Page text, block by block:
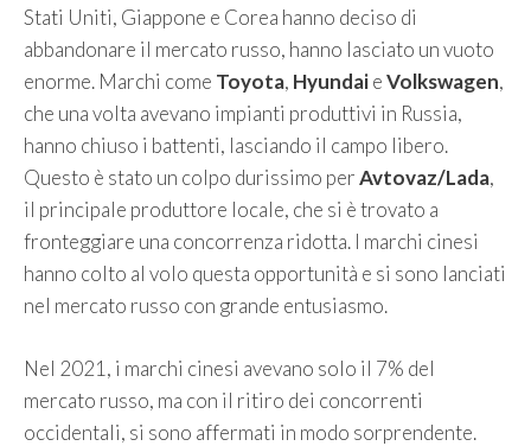
Stati Uniti, Giappone e Corea hanno deciso di
abbandonare il mercato russo, hanno lasciato un vuoto
enorme. Marchi come Toyota, HyundaieVolkswagen,
che una volta avevano impianti produttivi in Russia,
hanno chiuso i battenti, lasciando il campo libero.
Questo è stato un colpo durissimo perAvtovaz/Lada,
il principale produttore locale, che si è trovato a
fronteggiare una concorrenza ridotta. I marchi cinesi
hanno colto al volo questa opportunità e si sono lanciati
nel mercato russo con grande entusiasmo.
Nel 2021, i marchi cinesi avevano solo il 7% del
mercato russo, ma con il ritiro dei concorrenti
occidentali, si sono affermati in modo sorprendente.